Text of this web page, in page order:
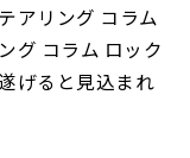
アリング コラム
グ コラム ロック
げると見込まれ